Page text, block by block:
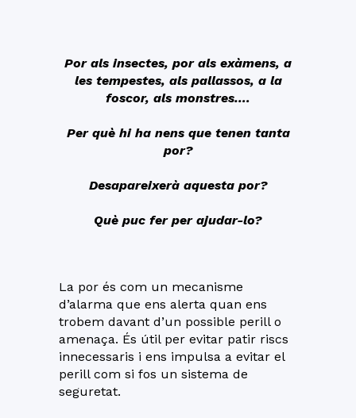
Por als insectes, por als exàmens, a
les tempestes, als pallassos, a la
foscor, als monstres….
Per què hi ha nens que tenen tanta
por?
Desapareixerà aquesta por?
Què puc fer per ajudar-lo?
La por és com un mecanisme
d’alarma que ens alerta quan ens
trobem davant d’un possible perill o
amenaça. És útil per evitar patir riscs
innecessaris i ens impulsa a evitar el
perill com si fos un sistema de
seguretat.